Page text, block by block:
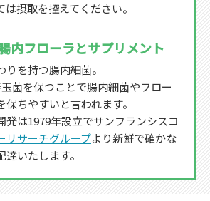
摂取を控えてください。
内フローラとサプリメント
を持つ腸内細菌。
菌を保つことで腸内細菌やフロー
ちやすいと言われます。
発は1979年設立でサンフランシスコ
リサーチグループより新鮮で確かな
いたします。